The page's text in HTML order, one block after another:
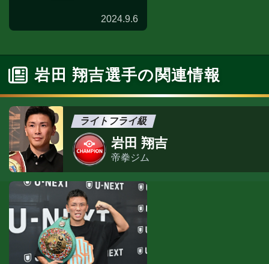
2024.9.6
岩田 翔吉選手の関連情報
ライトフライ級
岩田 翔吉
帝拳ジム